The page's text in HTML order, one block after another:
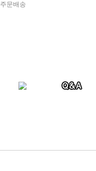
주문배송